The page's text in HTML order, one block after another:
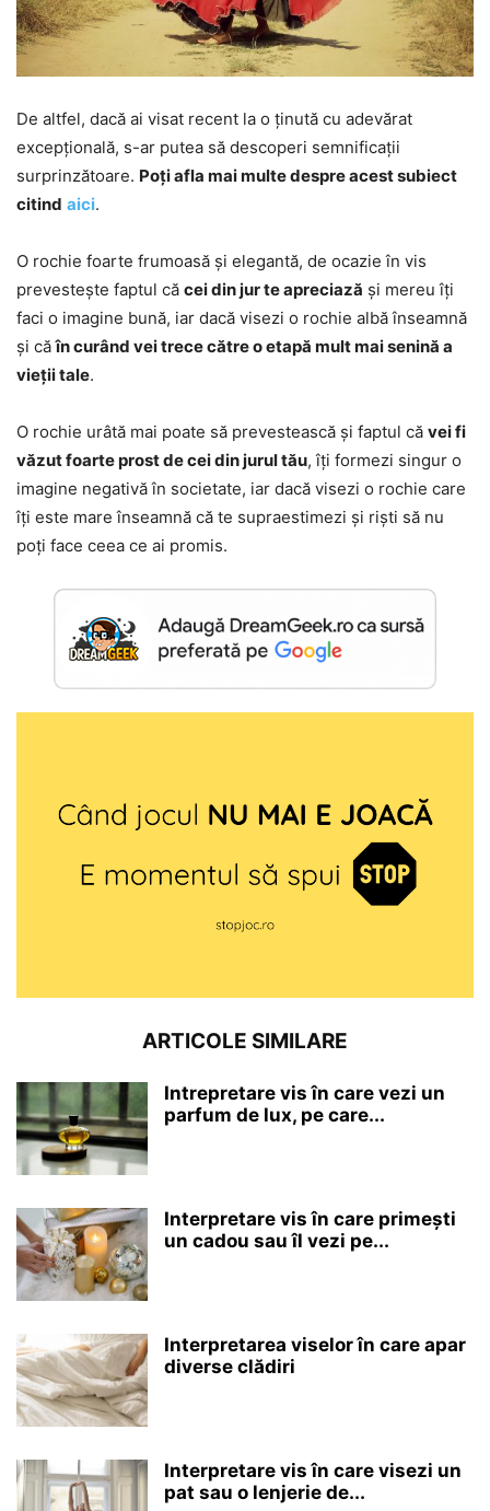
De altfel, dacă ai visat recent la o ținută cu adevărat
excepțională, s-ar putea să descoperi semnificații
surprinzătoare. Poți afla mai multe despre acest subiect
citind aici.
O rochie foarte frumoasă și elegantă, de ocazie în vis
prevestește faptul că cei din jur te apreciază și mereu îți
faci o imagine bună, iar dacă visezi o rochie albă înseamnă
și căîn curând vei trece către o etapă mult mai senină a
vieții tale.
O rochie urâtă mai poate să prevestească și faptul că vei fi
văzut foarte prost de cei din jurul tău, îți formezi singur o
imagine negativă în societate, iar dacă visezi o rochie care
îți este mare înseamnă că te supraestimezi și riști să nu
poți face ceea ce ai promis.
ARTICOLE SIMILARE
Intrepretare vis în care vezi un
parfum de lux, pe care...
Interpretare vis în care primești
un cadou sau îl vezi pe...
Interpretarea viselor în care apar
diverse clădiri
Interpretare vis în care visezi un
pat sau o lenjerie de...